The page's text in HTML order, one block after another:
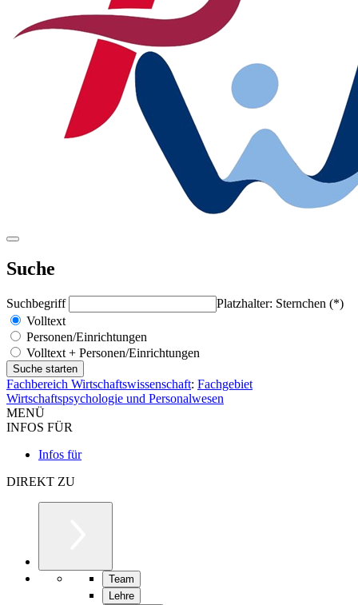
Suche
Suchbegriff
Platzhalter: Sternchen (*)
Volltext
Personen/Einrichtungen
Volltext + Personen/Einrichtungen
Fachbereich Wirtschaftswissenschaft: Fachgebiet
Wirtschaftspsychologie und Personalwesen
MENÜ
INFOS FÜR
Infos für
DIREKT ZU
Team
Lehre